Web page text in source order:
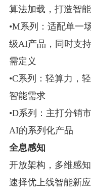
算法加载，打造智
•M系列：适配单一
级AI产品，同时支
需定义
•C系列：轻算力，
智能需求
•D系列：主打分销
AI的系列化产品
全息感知
开放架构，多维感
速择优上线智能新